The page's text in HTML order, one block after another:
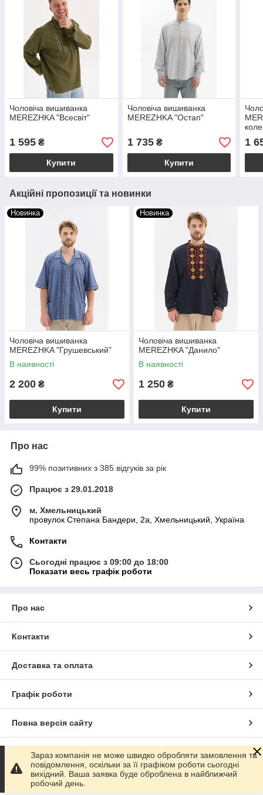
Чоловіча вишиванка
MEREZHKA "Всесвіт"
1 595 ₴
Купити
Чоловіча вишиванка
MEREZHKA "Остап"
1 735₴
Купити
1
Акційні пропозиції та новинки
Новинка
Чоловіча вишиванка
MEREZHKA "Грушевський"
В наявності
2 200 ₴
Купити
Новинка
Чоловіча вишиванка
MEREZHKA "Данило"
В наявності
1 250 ₴
Купити
Про нас
99% позитивних з 385 відгуків за рік
Працює з 29.01.2018
м. Хмельницький
провулок Степана Бандери, 2a, Хмельницький, Україна
Контакти
Сьогодні працює з 09:00 до 18:00
Показати весь графік роботи
Про нас
Контакти
Доставка та оплата
Графік роботи
Повна версія сайту
Сайт створено на маркетплейсіProm.ua
Політика конфіденційності
Зараз компанія не може швидко обробляти замовлення та
повідомлення, оскільки за її графіком роботи сьогодні
вихідний. Ваша заявка буде оброблена в найближчий
робочий день.